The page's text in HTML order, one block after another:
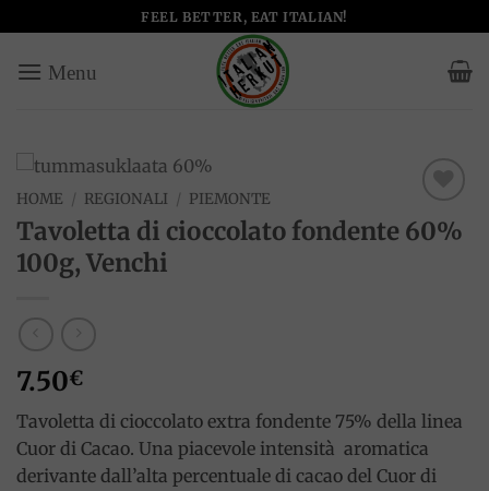
ai
contenuti
FEEL BETTER, EAT ITALIAN!
Add to
wishlist
HOME / REGIONALI / PIEMONTE
Tavoletta di cioccolato fondente 60%
100g, Venchi
7.50€
Tavoletta di cioccolato extra fondente 75% della linea
Cuor di Cacao. Una piacevole intensità aromatica
derivante dall’alta percentuale di cacao del Cuor di